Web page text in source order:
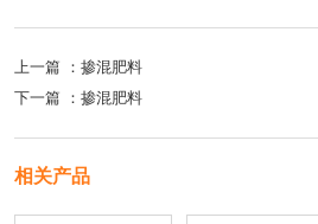
上一篇 ： 掺混肥料
下一篇 ： 掺混肥料
相关产品